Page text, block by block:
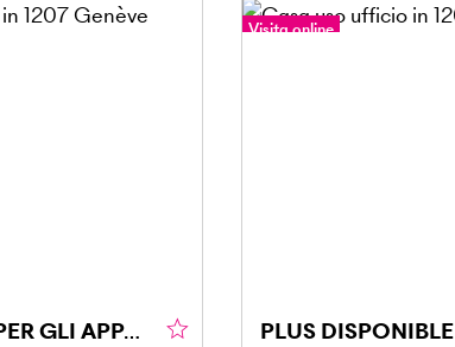
STORICAMENTE, PER GLI APPASSIONATI DI MODELLISMO
Visita online
PLUS DISPONIBLE